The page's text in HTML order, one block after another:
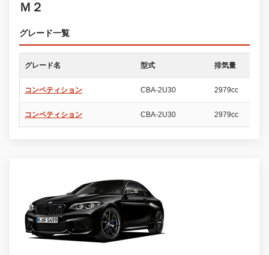
Ｍ２
グレード一覧
グレード名 型式 排気量
コンペティション CBA-2U30 2979cc
コンペティション CBA-2U30 2979cc